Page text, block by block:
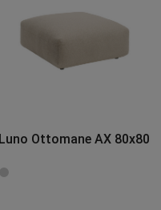
Luno Ottomane AX 80x80